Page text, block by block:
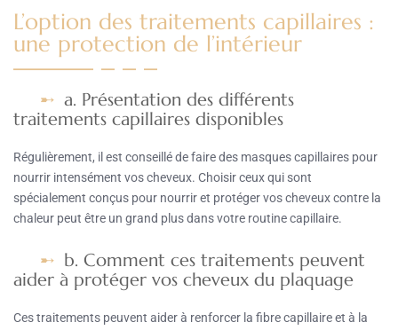
L’option des traitements capillaires :
une protection de l’intérieur
a. Présentation des différents
traitements capillaires disponibles
Régulièrement, il est conseillé de faire des masques capillaires pour
nourrir intensément vos cheveux. Choisir ceux qui sont
spécialement conçus pour nourrir et protéger vos cheveux contre la
chaleur peut être un grand plus dans votre routine capillaire.
b. Comment ces traitements peuvent
aider à protéger vos cheveux du plaquage
Ces traitements peuvent aider à renforcer la fibre capillaire et à la